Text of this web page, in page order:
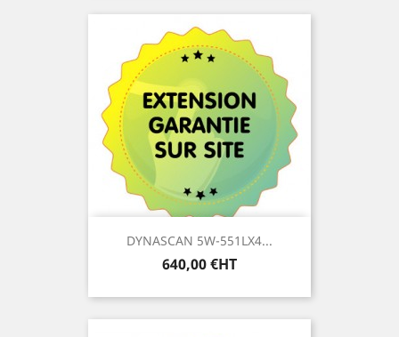
DYNASCAN 5W-551LX4...
Prix
640,00 €HT